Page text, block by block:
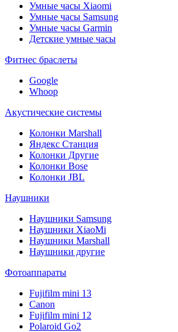
Умные часы Xiaomi
Умные часы Samsung
Умные часы Garmin
Детские умные часы
Фитнес браслеты
Google
Whoop
Акустические системы
Колонки Marshall
Яндекс Станция
Колонки Другие
Колонки Bose
Колонки JBL
Наушники
Наушники Samsung
Наушники XiaoMi
Наушники Marshall
Наушники другие
Фотоаппараты
Fujifilm mini 13
Canon
Fujifilm mini 12
Polaroid Go2